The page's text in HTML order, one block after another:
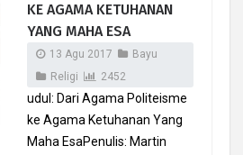
KE AGAMA KETUHANAN
YANG MAHA ESA
13 Agu 2017
Bayu
Religi
2452
udul: Dari Agama Politeisme
ke Agama Ketuhanan Yang
Maha EsaPenulis: Martin